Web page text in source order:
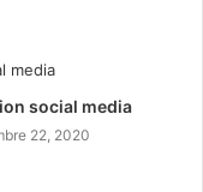
social media
22, 2020